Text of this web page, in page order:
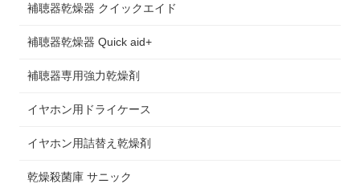
補聴器乾燥器 クイックエイド
補聴器乾燥器 Quick aid+
補聴器専用強力乾燥剤
イヤホン用ドライケース
イヤホン用詰替え乾燥剤
乾燥殺菌庫 サニック